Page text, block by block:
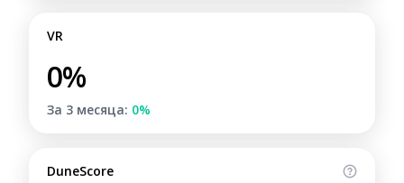
VR
0%
За 3 месяца: 0%
DuneScore